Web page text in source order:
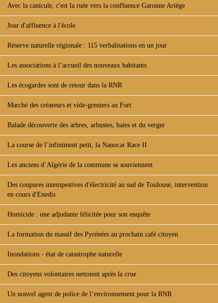
Avec la canicule, c'est la ruée vers la confluence Garonne Ariège
Jour d'affluence à l'école
Réserve naturelle régionale : 115 verbalisations en un jour
Les associations à l’accueil des nouveaux habitants
Les écogardes sont de retour dans la RNR
Marché des créateurs et vide-greniers au Fort
Balade découverte des arbres, arbustes, haies et du verger
La course de l’infiniment petit, la Nanocar Race II
Les anciens d’Algérie de la commune se souviennent
Des coupures intempestives d'électricité au sud de Toulouse, intervention
en cours d'Enedis
Homicide : une adjudante félicitée pour son enquête
La formation du massif des Pyrénées au prochain café citoyen
Inondations - état de catastrophe naturelle
Des citoyens volontaires nettoient après la crue
Un nouvel agent de police de l’environnement pour la RNR